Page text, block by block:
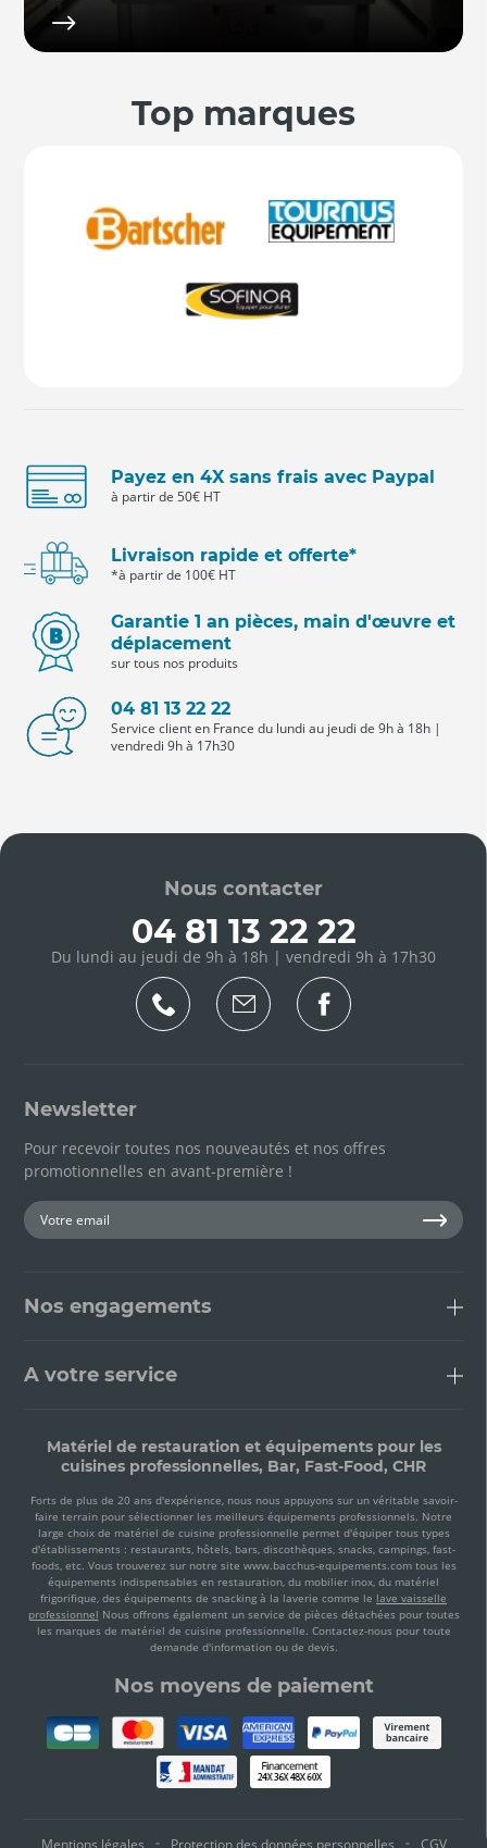
Top marques
Payez en 4X sans frais avec Paypal
à partir de 50€ HT
Livraison rapide et offerte*
*à partir de 100€ HT
Garantie 1 an pièces, main d'œuvre et
déplacement
sur tous nos produits
04 81 13 22 22
Service client en France du lundi au jeudi de 9h à 18h |
vendredi 9h à 17h30
Nous contacter
04 81 13 22 22
Du lundi au jeudi de 9h à 18h | vendredi 9h à 17h30
Newsletter
Pour recevoir toutes nos nouveautés et nos offres
promotionnelles en avant-première !
Nos engagements
A votre service
Matériel de restauration et équipements pour les
cuisines professionnelles, Bar, Fast-Food, CHR
Forts de plus de 20 ans d'expérience, nous nous appuyons sur un véritable savoir-
faire terrain pour sélectionner les meilleurs équipements professionnels. Notre
large choix de matériel de cuisine professionnelle permet d'équiper tous types
d'établissements : restaurants, hôtels, bars, discothèques, snacks, campings, fast-
foods, etc. Vous trouverez sur notre site www.bacchus-equipements.com tous les
équipements indispensables en restauration, du mobilier inox, du matériel
frigorifique, des équipements de snacking à la laverie comme le lave vaisselle
professionnel Nous offrons également un service de pièces détachées pour toutes
les marques de matériel de cuisine professionnelle. Contactez-nous pour toute
demande d'information ou de devis.
Nos moyens de paiement